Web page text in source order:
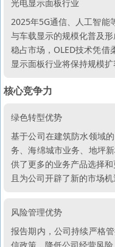
光电显示面板行业
2025年5G通信、人工智能
与车载显示的规模化普及
稳占市场，OLED技术凭
显示面板行业将保持规模
核心竞争力
绿色转型优势
基于公司在建筑防水领域
务、海绵城市业务、地坪
供了更多的业务产品选择
且为公司开辟了新的市场
风险管理优势
报告期内，公司持续严格